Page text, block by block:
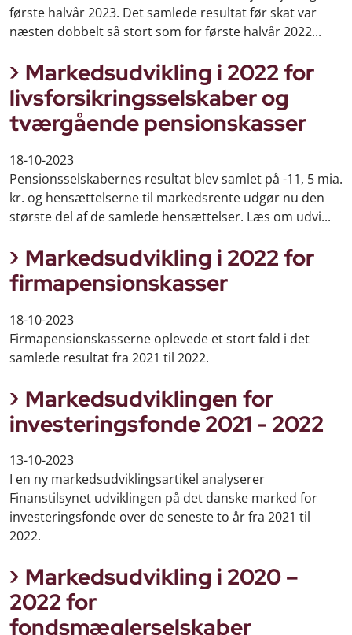
første halvår 2023. Det samlede resultat før skat var
næsten dobbelt så stort som for første halvår 2022...
Markedsudvikling i 2022 for
livsforsikringsselskaber og
tværgående pensionskasser
18-10-2023
Pensionsselskabernes resultat blev samlet på -11, 5 mia.
kr. og hensættelserne til markedsrente udgør nu den
største del af de samlede hensættelser. Læs om udvi...
Markedsudvikling i 2022 for
firmapensionskasser
18-10-2023
Firmapensionskasserne oplevede et stort fald i det
samlede resultat fra 2021 til 2022.
Markedsudviklingen for
investeringsfonde 2021 - 2022
13-10-2023
I en ny markedsudviklingsartikel analyserer
Finanstilsynet udviklingen på det danske marked for
investeringsfonde over de seneste to år fra 2021 til
2022.
Markedsudvikling i 2020 –
2022 for
fondsmæglerselskaber